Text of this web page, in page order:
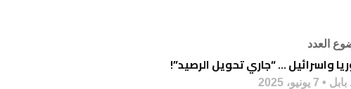
العدد
واسرائيل … “جاري تحويل الرصيد”!
بابل 7 يونيو، 2025